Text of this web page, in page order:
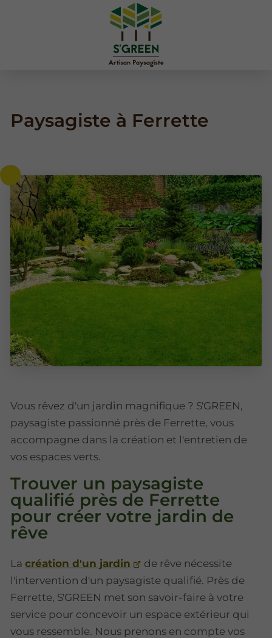
Paysagiste à Ferrette
Vous rêvez d'un jardin magnifique ? S'GREEN,
paysagiste passionné près de Ferrette, vous
accompagne dans la création et l'entretien de
vos espaces verts.
Trouver un paysagiste
qualifié près de Ferrette
pour créer votre jardin de
rêve
La création d'un jardin
de rêve nécessite
l'intervention d'un paysagiste qualifié. Près de
Ferrette, S'GREEN met son savoir-faire à votre
service pour concevoir un espace extérieur qui
vous ressemble. Nous prenons en compte vos